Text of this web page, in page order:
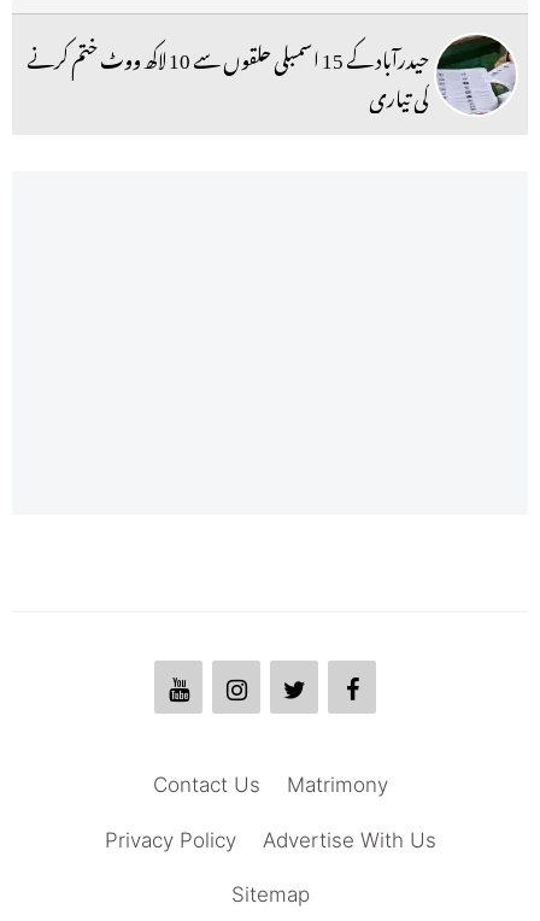
حیدرآباد کے 15 اسمبلی حلقوں سے 10 لاکھ ووٹ ختم کرنے
کی تیاری
Matrimony
Contact Us
Advertise With Us
Privacy Policy
Sitemap